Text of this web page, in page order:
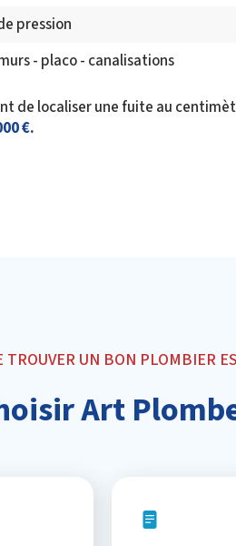
pression
- placo - canalisations
de localiser une fuite au
€.
TROUVER UN BON PLOMBIER
Art